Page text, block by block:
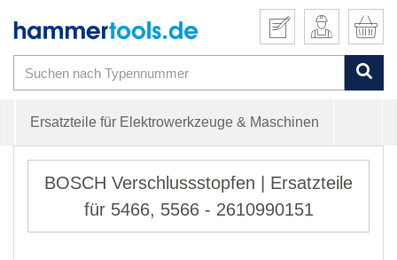
Ersatzteile für Elektrowerkzeuge & Maschinen
BOSCH Verschlussstopfen | Ersatzteile
für 5466, 5566 - 2610990151